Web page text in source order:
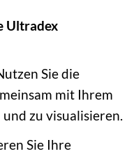
Ultradex
Sie die
mit Ihrem
zu visualisieren.
Sie Ihre